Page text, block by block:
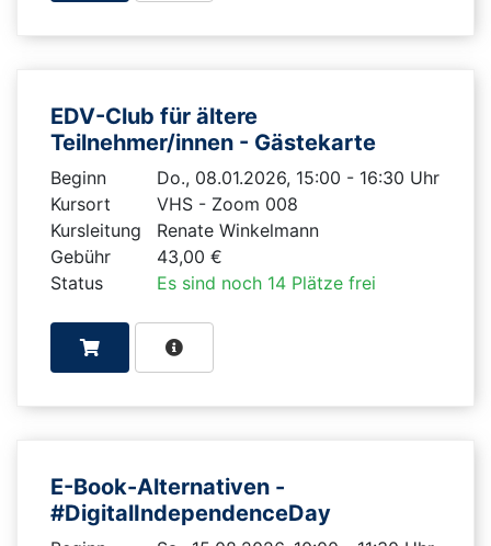
EDV-Club für ältere
Teilnehmer/innen - Gästekarte
Beginn
Do., 08.01.2026, 15:00 - 16:30 Uhr
Kursort
VHS - Zoom 008
Kursleitung
Renate Winkelmann
Gebühr
43,00 €
Status
Es sind noch 14 Plätze frei
E-Book-Alternativen -
#DigitalIndependenceDay